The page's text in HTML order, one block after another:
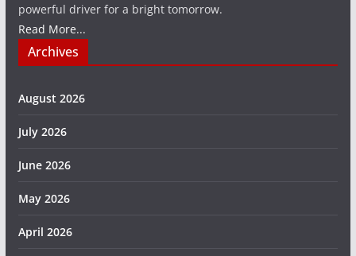
powerful driver for a bright tomorrow.
Read More...
Archives
August 2026
July 2026
June 2026
May 2026
April 2026